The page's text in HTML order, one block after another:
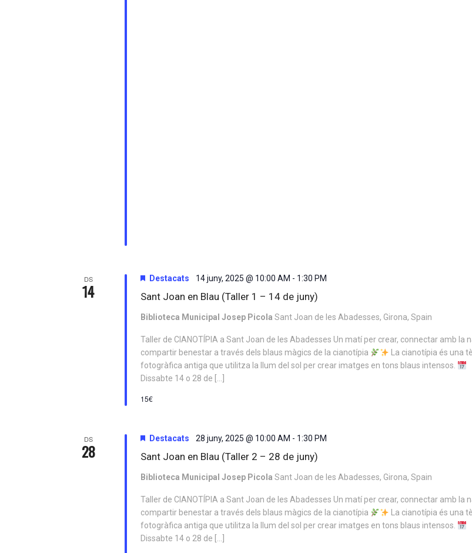
DS
14 Sant Joan en Blau (Taller 1 – 14 de juny)
Destacats 14 juny, 2025 @ 10:00 AM - 1:30 PM
Biblioteca Municipal Josep PicolaSant Joan de les Abadesses, Girona, Spain
Taller de CIANOTÍPIA a Sant Joan de les Abadesses Un matí per crear, connectar amb la
compartir benestar a través dels blaus màgics de la cianotípia
La cianotípia és una
fotogràfica antiga que utilitza la llum del sol per crear imatges en tons blaus intensos.
Dissabte 14 o 28 de […]
15€
DS
28 Sant Joan en Blau (Taller 2 – 28 de juny)
Destacats 28 juny, 2025 @ 10:00 AM - 1:30 PM
Biblioteca Municipal Josep PicolaSant Joan de les Abadesses, Girona, Spain
Taller de CIANOTÍPIA a Sant Joan de les Abadesses Un matí per crear, connectar amb la
compartir benestar a través dels blaus màgics de la cianotípia
La cianotípia és una
fotogràfica antiga que utilitza la llum del sol per crear imatges en tons blaus intensos.
Dissabte 14 o 28 de […]